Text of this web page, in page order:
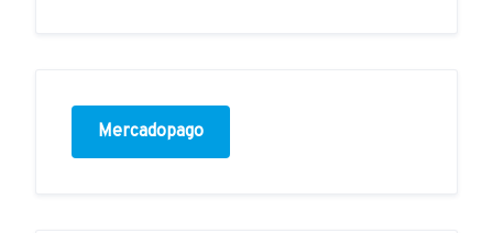
Mercadopago